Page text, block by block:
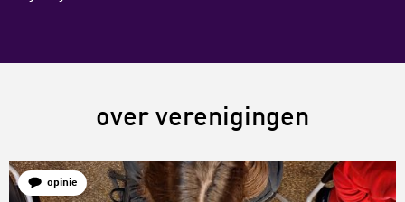
over verenigingen
opinie